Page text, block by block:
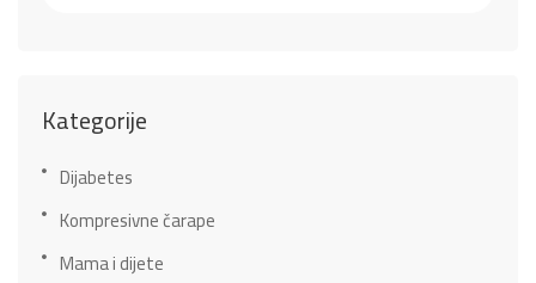
Kategorije
Dijabetes
Kompresivne čarape
Mama i dijete